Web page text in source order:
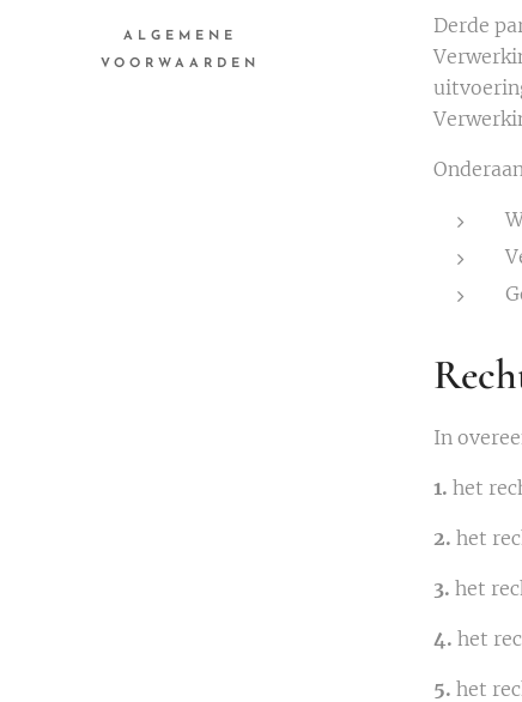
ALGEMENE
VOORWAARDEN
Derde
In
1. het
2. het
3. het
4. het
5. het